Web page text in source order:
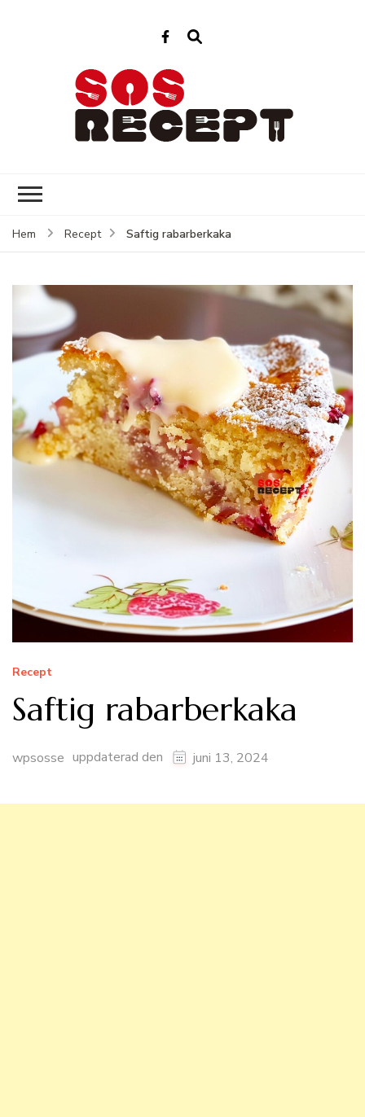
Hem Recept Saftig rabarberkaka
Recept
Saftig rabarberkaka
wpsosse uppdaterad den juni 13, 2024